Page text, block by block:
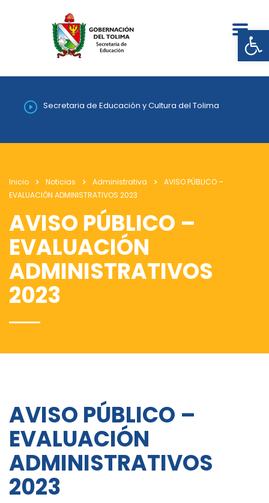
Secretaria de Educación y Cultura del Tolima
Inicio Noticias Administrativa
AVISO PÚBLICO –
EVALUACIÓN ADMINISTRATIVOS 2023
AVISO PÚBLICO –
EVALUACIÓN
ADMINISTRATIVOS
2023
AVISO PÚBLICO –
EVALUACIÓN
ADMINISTRATIVOS
2023